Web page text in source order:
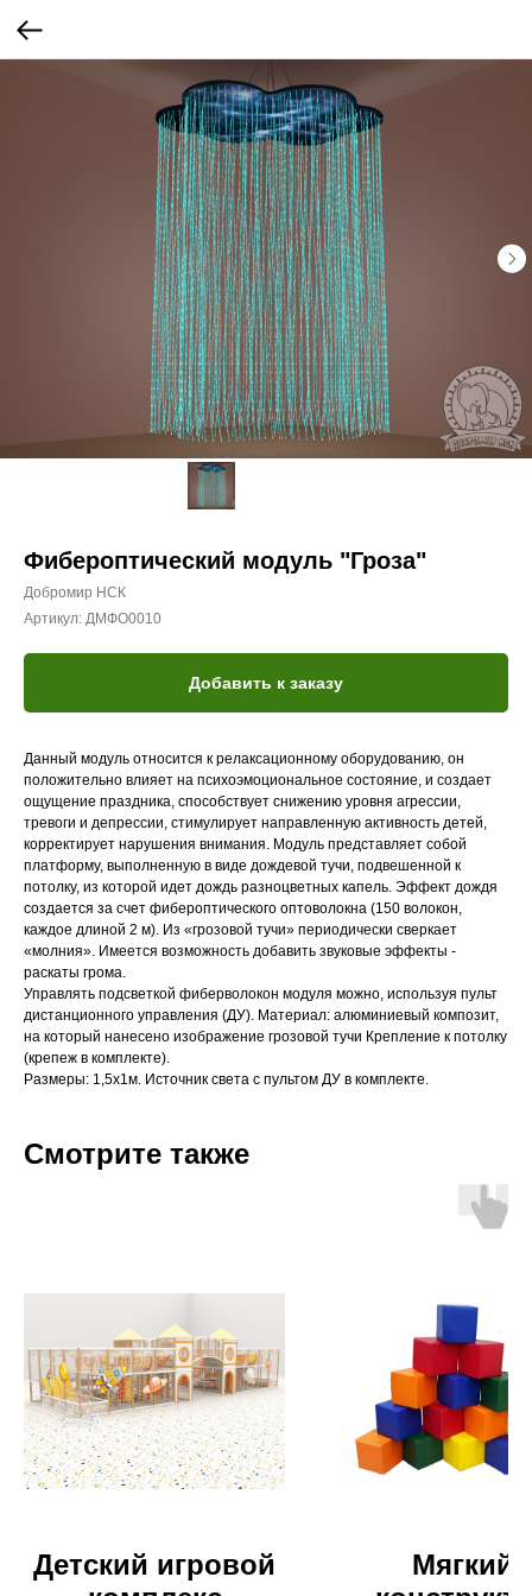
Фибероптический модуль "Гроза"
Добромир НСК
Артикул: ДМФО0010
Добавить к заказу
Данный модуль относится к релаксационному оборудованию, он
положительно влияет на психоэмоциональное состояние, и создает
ощущение праздника, способствует снижению уровня агрессии,
тревоги и депрессии, стимулирует направленную активность детей,
корректирует нарушения внимания. Модуль представляет собой
платформу, выполненную в виде дождевой тучи, подвешенной к
потолку, из которой идет дождь разноцветных капель. Эффект дождя
создается за счет фибероптического оптоволокна (150 волокон,
каждое длиной 2 м). Из «грозовой тучи» периодически сверкает
«молния». Имеется возможность добавить звуковые эффекты -
раскаты грома.
Управлять подсветкой фиберволокон модуля можно, используя пульт
дистанционного управления (ДУ). Материал: алюминиевый композит,
на который нанесено изображение грозовой тучи Крепление к потолку
(крепеж в комплекте).
Размеры: 1,5х1м. Источник света с пультом ДУ в комплекте.
Смотрите также
Детский игровой
Мягкий